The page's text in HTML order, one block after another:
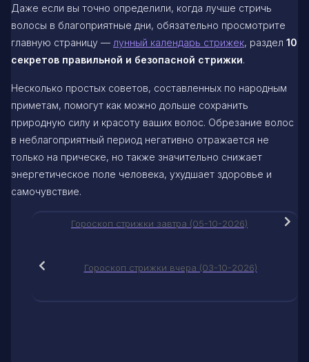
Даже если вы точно определили, когда лучше стричь
волосы в благоприятные дни, обязательно просмотрите
главную страницу — лунный календарь стрижек, раздел 10
секретов правильной и безопасной стрижки.
Несколько простых советов, составленных по народным
приметам, помогут как можно дольше сохранить
природную силу и красоту ваших волос. Обрезание волос
в неблагоприятный период негативно отражается не
только на прическе, но также значительно снижает
энергетическое поле человека, ухудшает здоровье и
самочувствие.
Гороскоп стрижки завтра (05-10-2026)
Гороскоп стрижки вчера (03-10-2026)